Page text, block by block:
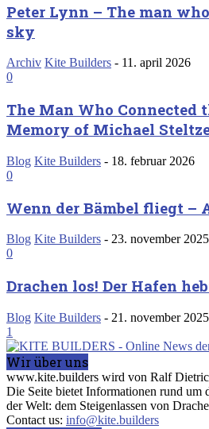
Peter Lynn – The man
sky
Archiv Kite Builders - 11. april 2026
0
The Man Who Connected
Memory of Michael
Blog Kite Builders - 18. februar 2026
0
Wenn der Bämbel fliegt –
Blog Kite Builders - 23. november 2025
0
Drachen los! Der Hafen
Blog Kite Builders - 21. november 2025
1
Wir über uns
www.kite.builders wird von Ralf
Die Seite bietet Informationen rund um
der Welt: dem Steigenlassen von
Contact us: info@kite.builders